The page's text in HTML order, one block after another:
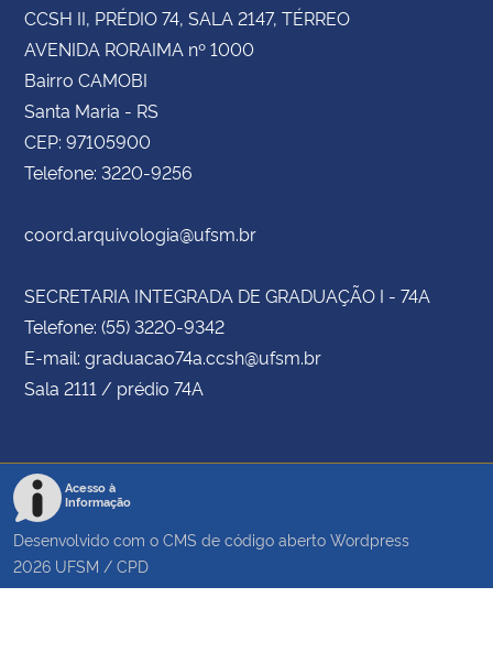
Planalto
CCSH II, PRÉDIO 74, SALA 2147, TÉRREO
AVENIDA RORAIMA nº 1000
Bairro CAMOBI
Santa Maria - RS
CEP: 97105900
Telefone: 3220-9256
coord.arquivologia@ufsm.br
SECRETARIA INTEGRADA DE GRADUAÇÃO I - 74A
Telefone: (55) 3220-9342
E-mail: graduacao74a.ccsh@ufsm.br
Sala 2111 / prédio 74A
Acesso à
Informação
Desenvolvido com o CMS de código aberto Wordpress
2026 UFSM / CPD